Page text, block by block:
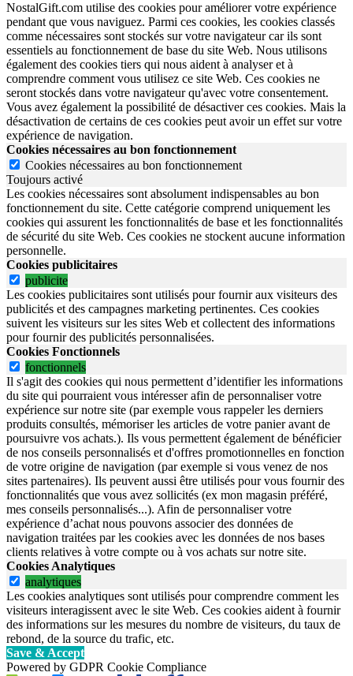
NostalGift.com utilise des cookies pour améliorer votre expérience
pendant que vous naviguez. Parmi ces cookies, les cookies classés
comme nécessaires sont stockés sur votre navigateur car ils sont
essentiels au fonctionnement de base du site Web. Nous utilisons
également des cookies tiers qui nous aident à analyser et à
comprendre comment vous utilisez ce site Web. Ces cookies ne
seront stockés dans votre navigateur qu'avec votre consentement.
Vous avez également la possibilité de désactiver ces cookies. Mais la
désactivation de certains de ces cookies peut avoir un effet sur votre
expérience de navigation.
Cookies nécessaires au bon fonctionnement
Cookies nécessaires au bon fonctionnement
Toujours activé
Les cookies nécessaires sont absolument indispensables au bon
fonctionnement du site. Cette catégorie comprend uniquement les
cookies qui assurent les fonctionnalités de base et les fonctionnalités
de sécurité du site Web. Ces cookies ne stockent aucune information
personnelle.
Cookies publicitaires
publicite
Les cookies publicitaires sont utilisés pour fournir aux visiteurs des
publicités et des campagnes marketing pertinentes. Ces cookies
suivent les visiteurs sur les sites Web et collectent des informations
pour fournir des publicités personnalisées.
Cookies Fonctionnels
fonctionnels
Il s'agit des cookies qui nous permettent d’identifier les informations
du site qui pourraient vous intéresser afin de personnaliser votre
expérience sur notre site (par exemple vous rappeler les derniers
produits consultés, mémoriser les articles de votre panier avant de
poursuivre vos achats.). Ils vous permettent également de bénéficier
de nos conseils personnalisés et d'offres promotionnelles en fonction
de votre origine de navigation (par exemple si vous venez de nos
sites partenaires). Ils peuvent aussi être utilisés pour vous fournir des
fonctionnalités que vous avez sollicités (ex mon magasin préféré,
mes conseils personnalisés...). Afin de personnaliser votre
expérience d’achat nous pouvons associer des données de
navigation traitées par les cookies avec les données de nos bases
clients relatives à votre compte ou à vos achats sur notre site.
Cookies Analytiques
analytiques
Les cookies analytiques sont utilisés pour comprendre comment les
visiteurs interagissent avec le site Web. Ces cookies aident à fournir
des informations sur les mesures du nombre de visiteurs, du taux de
rebond, de la source du trafic, etc.
Save & Accept
Powered by GDPR Cookie Compliance